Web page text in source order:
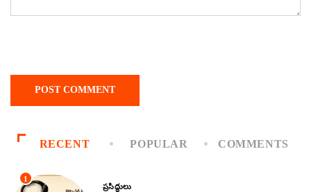
RECENT POPULAR COMMENTS
1
ప్రసిద్ధులు